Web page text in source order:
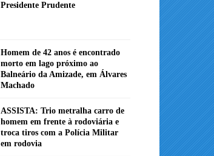
Presidente Prudente
Homem de 42 anos é encontrado
morto em lago próximo ao
Balneário da Amizade, em Álvares
Machado
ASSISTA: Trio metralha carro de
homem em frente à rodoviária e
troca tiros com a Polícia Militar
em rodovia